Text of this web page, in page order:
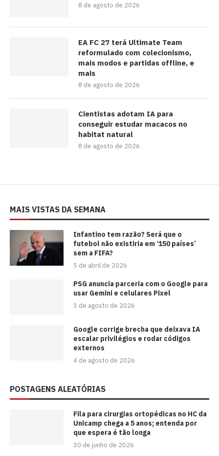
8 de agosto de 2026
EA FC 27 terá Ultimate Team
reformulado com colecionismo,
mais modos e partidas offline, e
mais
8 de agosto de 2026
Cientistas adotam IA para
conseguir estudar macacos no
habitat natural
8 de agosto de 2026
MAIS VISTAS DA SEMANA
⁠Infantino tem razão? Será que o
futebol não existiria em ‘150 países’
sem a FIFA?
5 de abril de 2026
PSG anuncia parceria com o Google para
usar Gemini e celulares Pixel
3 de agosto de 2026
Google corrige brecha que deixava IA
escalar privilégios e rodar códigos
externos
4 de agosto de 2026
POSTAGENS ALEATÓRIAS
Fila para cirurgias ortopédicas no HC da
Unicamp chega a 5 anos; entenda por
que espera é tão longa
30 de junho de 2026